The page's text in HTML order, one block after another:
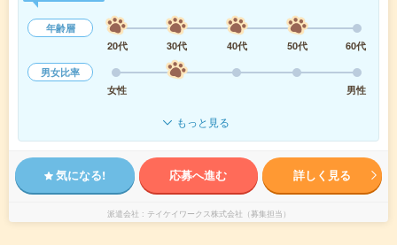
年齢層
20代
30代 40代 50代
60代
男女比率
女性
男性
もっと見る
気になる! 応募へ進む 詳しく見る
派遣会社 テイケイワークス株式会社（募集担当）